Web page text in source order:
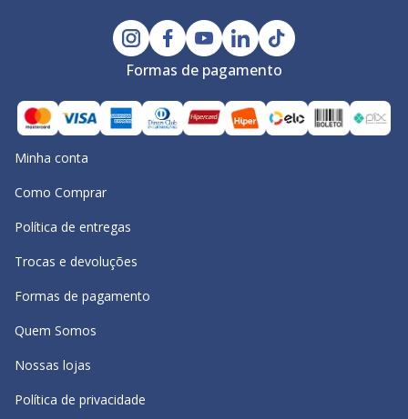
Formas de pagamento
Minha conta
Como Comprar
Política de entregas
Trocas e devoluções
Formas de pagamento
Quem Somos
Nossas lojas
Política de privacidade